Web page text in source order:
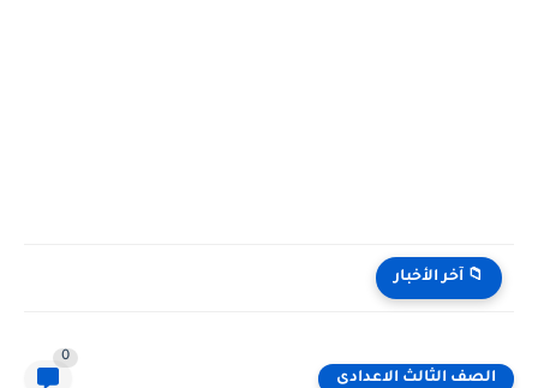
📁 آخر الأخبار
الصف الثالث الاعدادى
0